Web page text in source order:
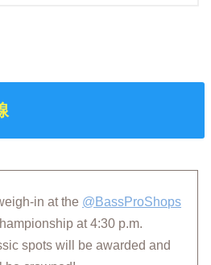
in at the @BassProShops
at 4:30 p.m.
spots will be awarded and